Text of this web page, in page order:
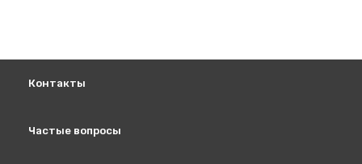
Контакты
Частые вопросы